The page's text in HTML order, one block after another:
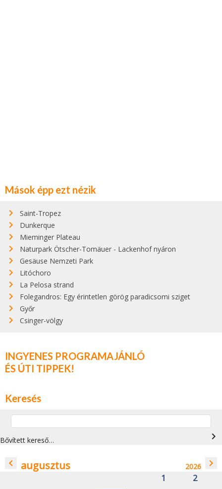
Mások épp ezt nézik
Saint-Tropez
Dunkerque
Mieminger Plateau
Naturpark Ötscher-Tomäuer - Lackenhof nyáron
Gesäuse Nemzeti Park
Litóchoro
La Pelosa strand
Folegandros: Egy érintetlen görög paradicsomi sziget
Győr
Csinger-völgy
INGYENES PROGRAMAJÁNLÓ
ÉS ÚTI TIPPEK!
Keresés
Bővített kereső… navigate_next
navigate_before augusztus 2026 navigate_next
1
2